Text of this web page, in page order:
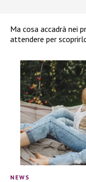
Ma cosa accadrà nei
attendere per
NEWS